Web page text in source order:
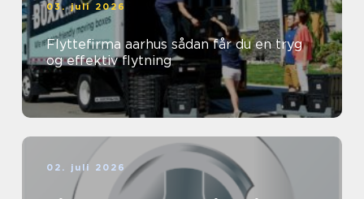
03. juli 2026
Flyttefirma aarhus sådan får du en tryg
og effektiv flytning
02. juli 2026